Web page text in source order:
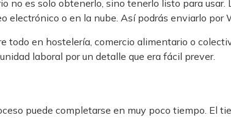
no es solo obtenerlo, sino tenerlo listo para
electrónico o en la nube. Así podrás enviarlo
todo en hostelería, comercio alimentario o
laboral por un detalle que era fácil prever.
puede completarse en muy poco tiempo. El